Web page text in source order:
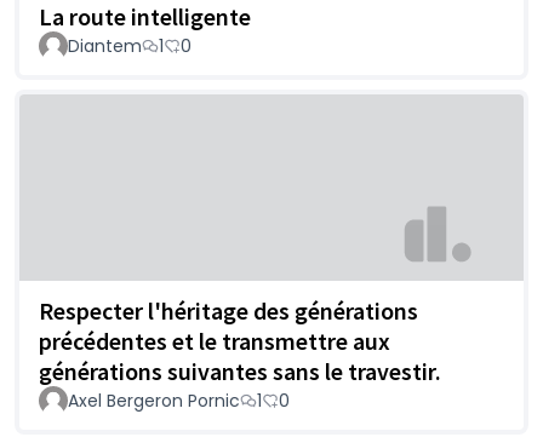
La route intelligente
Diantem 1 0
Respecter l'héritage des générations
précédentes et le transmettre aux
générations suivantes sans le travestir.
Axel Bergeron Pornic 1 0